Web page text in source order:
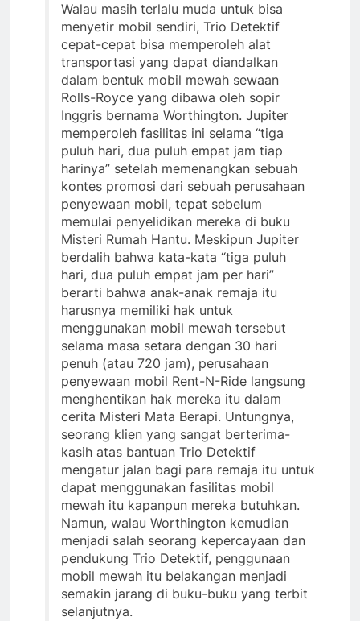
Walau masih terlalu muda untuk bisa
menyetir mobil sendiri, Trio Detektif
cepat-cepat bisa memperoleh alat
transportasi yang dapat diandalkan
dalam bentuk mobil mewah sewaan
Rolls-Royce yang dibawa oleh sopir
Inggris bernama Worthington. Jupiter
memperoleh fasilitas ini selama “tiga
puluh hari, dua puluh empat jam tiap
harinya” setelah memenangkan sebuah
kontes promosi dari sebuah perusahaan
penyewaan mobil, tepat sebelum
memulai penyelidikan mereka di buku
Misteri Rumah Hantu. Meskipun Jupiter
berdalih bahwa kata-kata “tiga puluh
hari, dua puluh empat jam per hari”
berarti bahwa anak-anak remaja itu
harusnya memiliki hak untuk
menggunakan mobil mewah tersebut
selama masa setara dengan 30 hari
penuh (atau 720 jam), perusahaan
penyewaan mobil Rent-N-Ride langsung
menghentikan hak mereka itu dalam
cerita Misteri Mata Berapi. Untungnya,
seorang klien yang sangat berterima-
kasih atas bantuan Trio Detektif
mengatur jalan bagi para remaja itu untuk
dapat menggunakan fasilitas mobil
mewah itu kapanpun mereka butuhkan.
Namun, walau Worthington kemudian
menjadi salah seorang kepercayaan dan
pendukung Trio Detektif, penggunaan
mobil mewah itu belakangan menjadi
semakin jarang di buku-buku yang terbit
selanjutnya.